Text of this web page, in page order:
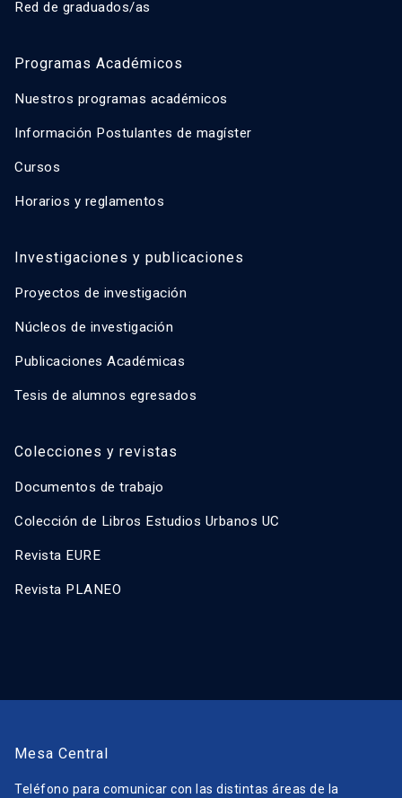
Red de graduados/as
Programas Académicos
Nuestros programas académicos
Información Postulantes de magíster
Cursos
Horarios y reglamentos
Investigaciones y publicaciones
Proyectos de investigación
Núcleos de investigación
Publicaciones Académicas
Tesis de alumnos egresados
Colecciones y revistas
Documentos de trabajo
Colección de Libros Estudios Urbanos UC
Revista EURE
Revista PLANEO
Mesa Central
Teléfono para comunicar con las distintas áreas de la